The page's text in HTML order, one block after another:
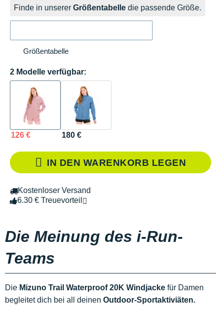
Finde in unserer Größentabelle die passende Größe.
Größentabelle
2 Modelle verfügbar:
126 € 180 €
IN DEN WARENKORB LEGEN
Kostenloser Versand
6.30 € Treuevorteil
Die Meinung des i-Run-
Teams
Die Mizuno Trail Waterproof 20K Windjacke für Damen
begleitet dich bei all deinen Outdoor-Sportaktiviäten.